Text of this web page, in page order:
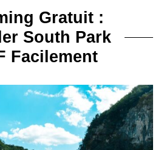
Gratuit :
South Park
Facilement